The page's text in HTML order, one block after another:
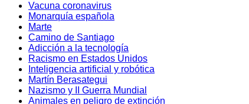
Vacuna coronavirus
Monarquía española
Marte
Camino de Santiago
Adicción a la tecnología
Racismo en Estados Unidos
Inteligencia artificial y robótica
Martín Berasategui
Nazismo y II Guerra Mundial
Animales en peligro de extinción